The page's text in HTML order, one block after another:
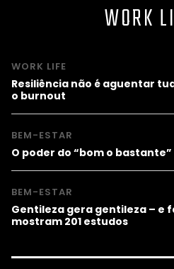
WORK
WORK LIFE
Resiliência não é aguentar
o burnout
BEM-ESTAR
O poder do “bom o bastante”
BEM-ESTAR
Gentileza gera gentileza – e
mostram 201 estudos